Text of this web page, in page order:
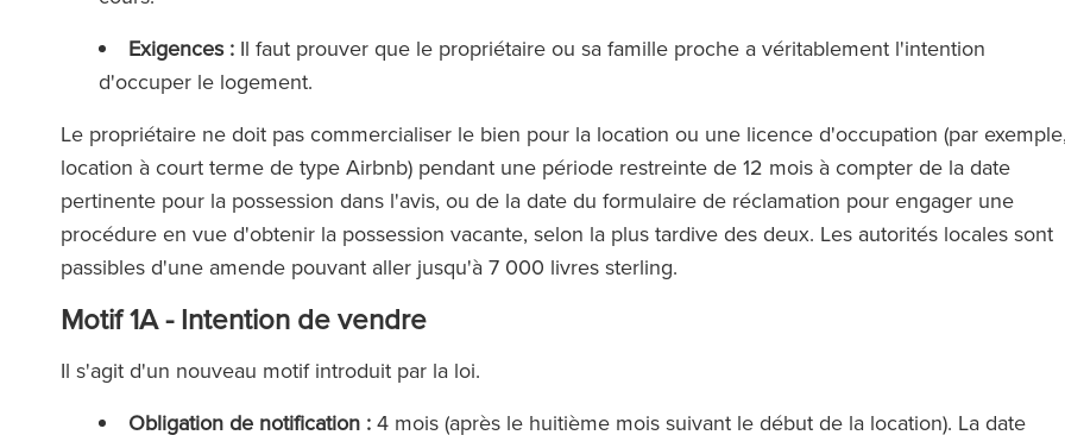
Exigences : Il faut prouver que le propriétaire ou sa famille proche a véritablement l'intention
d'occuper le logement.
Le propriétaire ne doit pas commercialiser le bien pour la location ou une licence d'occupation (par exemple,
location à court terme de type Airbnb) pendant une période restreinte de 12 mois à compter de la date
pertinente pour la possession dans l'avis, ou de la date du formulaire de réclamation pour engager une
procédure en vue d'obtenir la possession vacante, selon la plus tardive des deux. Les autorités locales sont
passibles d'une amende pouvant aller jusqu'à 7 000 livres sterling.
Motif 1A - Intention de vendre
Il s'agit d'un nouveau motif introduit par la loi.
Obligation de notification : 4 mois (après le huitième mois suivant le début de la location). La date
de Ronald Fletcher
‘Le cabinet dispose d'avocats
‘RFB offre des services du cercle